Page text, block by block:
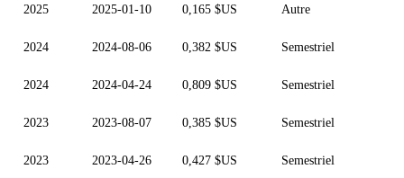
2025 2025-01-10 0,165 $US Autre
2024 2024-08-06 0,382 $US Semestriel
2024 2024-04-24 0,809 $US Semestriel
2023 2023-08-07 0,385 $US Semestriel
2023 2023-04-26 0,427 $US Semestriel